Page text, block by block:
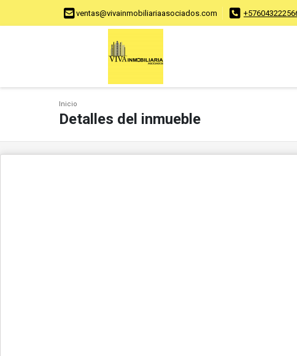
ventas@vivainmobiliariaasociados.com
Inicio
Detalles del inmueble